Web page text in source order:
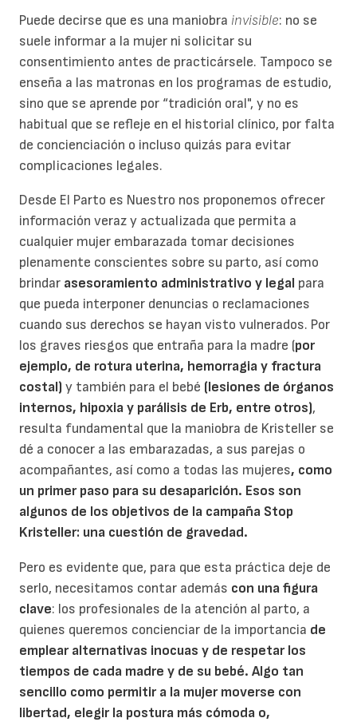
Puede decirse que es una maniobra invisible: no se
suele informar a la mujer ni solicitar su
consentimiento antes de practicársele. Tampoco se
enseña a las matronas en los programas de estudio,
sino que se aprende por “tradición oral", y no es
habitual que se refleje en el historial clínico, por falta
de concienciación o incluso quizás para evitar
complicaciones legales.
Desde El Parto es Nuestro nos proponemos ofrecer
información veraz y actualizada que permita a
cualquier mujer embarazada tomar decisiones
plenamente conscientes sobre su parto, así como
brindar asesoramiento administrativo y legal para
que pueda interponer denuncias o reclamaciones
cuando sus derechos se hayan visto vulnerados. Por
los graves riesgos que entraña para la madre (por
ejemplo, de rotura uterina, hemorragia y fractura
costal) y también para el bebé (lesiones de órganos
internos, hipoxia y parálisis de Erb, entre otros),
resulta fundamental que la maniobra de Kristeller se
dé a conocer a las embarazadas, a sus parejas o
acompañantes, así como a todas las mujeres, como
un primer paso para su desaparición. Esos son
algunos de los objetivos de la campaña Stop
Kristeller: una cuestión de gravedad.
Pero es evidente que, para que esta práctica deje de
serlo, necesitamos contar además con una figura
clave: los profesionales de la atención al parto, a
quienes queremos concienciar de la importancia de
emplear alternativas inocuas ­y de respetar los
tiempos de cada madre y de su bebé. Algo tan
sencillo como permitir a la mujer moverse con
libertad, elegir la postura más cómoda o,